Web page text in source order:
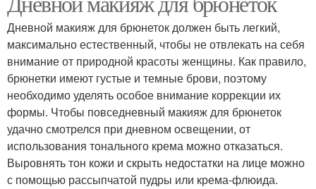
Дневной макияж для брюнеток должен быть легкий,
максимально естественный, чтобы не отвлекать на себя
внимание от природной красоты женщины. Как правило,
брюнетки имеют густые и темные брови, поэтому
необходимо уделять особое внимание коррекции их
формы. Чтобы повседневный макияж для брюнеток
удачно смотрелся при дневном освещении, от
использования тонального крема можно отказаться.
Выровнять тон кожи и скрыть недостатки на лице можно
с помощью рассыпчатой пудры или крема-флюида.